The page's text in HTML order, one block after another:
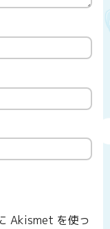
Akismet を使っ